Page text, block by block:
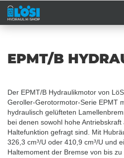
EPMT/B
Der EPMT/B Hydraulikmotor von
Geroller-Gerotormotor-Serie EPMT
hydraulisch gelüfteten
bei denen sowohl hohe
Haltefunktion gefragt sind. Mit
326,3 cm³/U oder 410,9 cm³/U und
Haltemoment der Bremse von bis